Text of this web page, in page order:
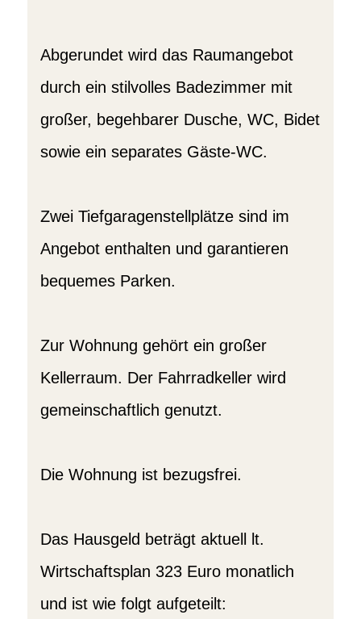
Abgerundet wird das Raumangebot
durch ein stilvolles Badezimmer mit
großer, begehbarer Dusche, WC, Bidet
sowie ein separates Gäste-WC.
Zwei Tiefgaragenstellplätze sind im
Angebot enthalten und garantieren
bequemes Parken.
Zur Wohnung gehört ein großer
Kellerraum. Der Fahrradkeller wird
gemeinschaftlich genutzt.
Die Wohnung ist bezugsfrei.
Das Hausgeld beträgt aktuell lt.
Wirtschaftsplan 323 Euro monatlich
und ist wie folgt aufgeteilt: